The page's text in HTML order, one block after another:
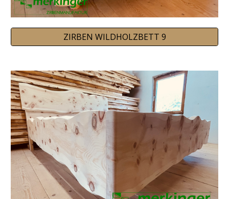
ZIRBEN WILDHOLZBETT 9